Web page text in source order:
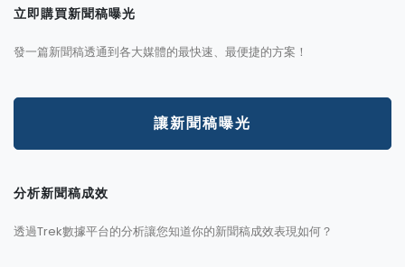
立即購買新聞稿曝光
發一篇新聞稿透通到各大媒體的最快速、最便捷的方案！
讓新聞稿曝光
分析新聞稿成效
透過Trek數據平台的分析讓您知道你的新聞稿成效表現如何？